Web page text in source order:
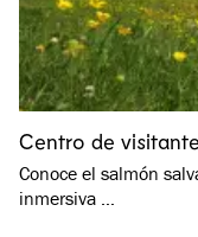
Centro de
Conoce el salmón
inmersiva …